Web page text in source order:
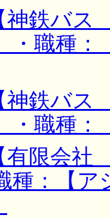
神鉄バ
・職種：
神鉄バ
・職種：
有限会社
種：【